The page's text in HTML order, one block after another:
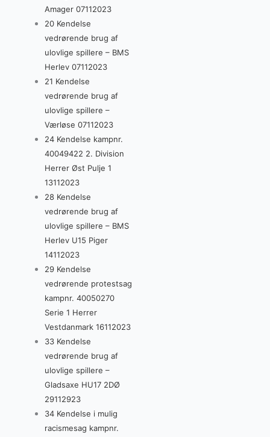
Amager 07112023
20 Kendelse
vedrørende brug af
ulovlige spillere – BMS
Herlev 07112023
21 Kendelse
vedrørende brug af
ulovlige spillere –
Værløse 07112023
24 Kendelse kampnr.
40049422 2. Division
Herrer Øst Pulje 1
13112023
28 Kendelse
vedrørende brug af
ulovlige spillere – BMS
Herlev U15 Piger
14112023
29 Kendelse
vedrørende protestsag
kampnr. 40050270
Serie 1 Herrer
Vestdanmark 16112023
33 Kendelse
vedrørende brug af
ulovlige spillere –
Gladsaxe HU17 2DØ
29112923
34 Kendelse i mulig
racismesag kampnr.